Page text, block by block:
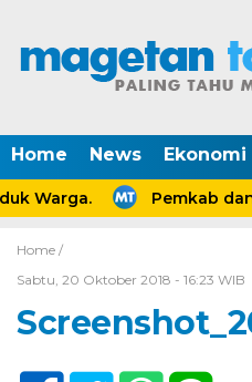
Home News Ekonomi
Warga. Pemkab
Home /
Sabtu, 20 Oktober 2018 - 16:23 WIB